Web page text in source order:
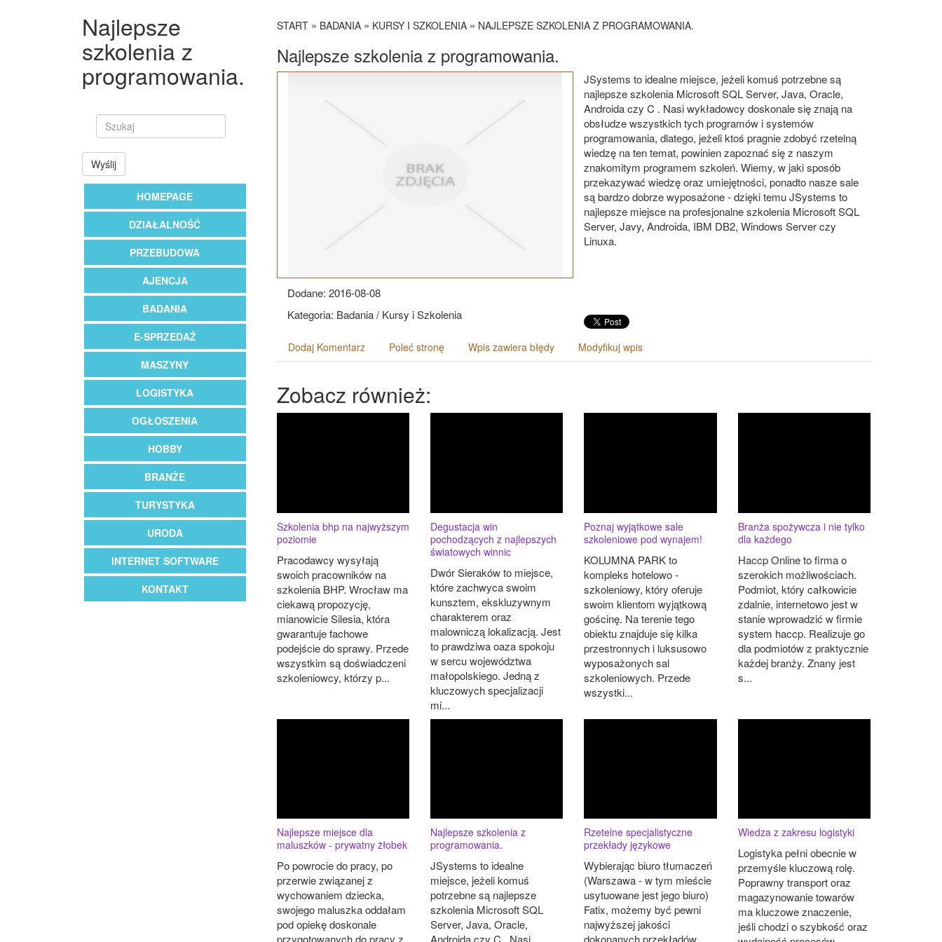
Najlepsze
szkolenia z
programowania.
Wyślij
HOMEPAGE
DZIAŁALNOŚĆ
PRZEBUDOWA
AJENCJA
BADANIA
E-SPRZEDAŻ
MASZYNY
LOGISTYKA
OGŁOSZENIA
HOBBY
BRANŻE
TURYSTYKA
URODA
INTERNET SOFTWARE
KONTAKT
START» BADANIA» KURSY I SZKOLENIA» NAJLEPSZE SZKOLENIA Z PROGRAMOWANIA.
Najlepsze szkolenia z programowania.
JSystems to idealne miejsce, jeżeli komuś potrzebne są
najlepsze szkolenia Microsoft SQL Server, Java, Oracle,
Androida czy C . Nasi wykładowcy doskonale się znają na
obsłudze wszystkich tych programów i systemów
programowania, dlatego, jeżeli ktoś pragnie zdobyć rzetelną
wiedzę na ten temat, powinien zapoznać się z naszym
znakomitym programem szkoleń. Wiemy, w jaki sposób
przekazywać wiedzę oraz umiejętności, ponadto nasze sale
są bardzo dobrze wyposażone - dzięki temu JSystems to
najlepsze miejsce na profesjonalne szkolenia Microsoft SQL
Server, Javy, Androida, IBM DB2, Windows Server czy
Linuxa.
Dodane: 2016-08-08
Kategoria: Badania / Kursy i Szkolenia
Dodaj Komentarz Poleć stronę Wpis zawiera błędy Modyfikuj wpis
Zobacz również:
Szkolenia bhp na najwyższym
poziomie
Pracodawcy wysyłają
swoich pracowników na
szkolenia BHP. Wrocław ma
ciekawą propozycję,
mianowicie Silesia, która
gwarantuje fachowe
podejście do sprawy. Przede
wszystkim są doświadczeni
szkoleniowcy, którzy p...
Degustacja win
pochodzących z najlepszych
światowych winnic
Dwór Sieraków to miejsce,
które zachwyca swoim
kunsztem, ekskluzywnym
charakterem oraz
malowniczą lokalizacją. Jest
to prawdziwa oaza spokoju
w sercu województwa
małopolskiego. Jedną z
kluczowych specjalizacji
mi...
Poznaj wyjątkowe sale
szkoleniowe pod wynajem!
KOLUMNA PARK to
kompleks hotelowo -
szkoleniowy, który oferuje
swoim klientom wyjątkową
gościnę. Na terenie tego
obiektu znajduje się kilka
przestronnych i luksusowo
wyposażonych sal
szkoleniowych. Przede
wszystki...
Branża spożywcza i nie tylko
dla każdego
Haccp Online to firma o
szerokich możliwościach.
Podmiot, który całkowicie
zdalnie, internetowo jest w
stanie wprowadzić w firmie
system haccp. Realizuje go
dla podmiotów z praktycznie
każdej branży. Znany jest
s...
Najlepsze miejsce dla
maluszków - prywatny żłobek
Po powrocie do pracy, po
przerwie związanej z
wychowaniem dziecka,
swojego maluszka oddałam
pod opiekę doskonale
przygotowanych do pracy z
Najlepsze szkolenia z
programowania.
JSystems to idealne
miejsce, jeżeli komuś
potrzebne są najlepsze
szkolenia Microsoft SQL
Server, Java, Oracle,
Androida czy C . Nasi
Rzetelne specjalistyczne
przekłady językowe
Wybierając biuro tłumaczeń
(Warszawa - w tym mieście
usytuowane jest jego biuro)
Fatix, możemy być pewni
najwyższej jakości
dokonanych przekładów
Wiedza z zakresu logistyki
Logistyka pełni obecnie w
przemyśle kluczową rolę.
Poprawny transport oraz
magazynowanie towarów
ma kluczowe znaczenie,
jeśli chodzi o szybkość oraz